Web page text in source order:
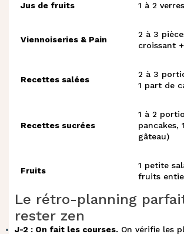
10 idées de recettes sucrées
Pain perdu brioché au fromage
Pain perdu au parmesan
.
Pancakes maison sucrés-salés
fromage frais
Jus de fruits 1 à 2 verres
Viennoiseries & Pain
2 à 3
croissant
Recettes salées
2 à 3
1 part de
Recettes sucrées
1 à 2
pancakes,
gâteau)
Fruits
1 petite
fruits
Le rétro-planning
rester zen
J-2 : On fait les courses. On vérifie les